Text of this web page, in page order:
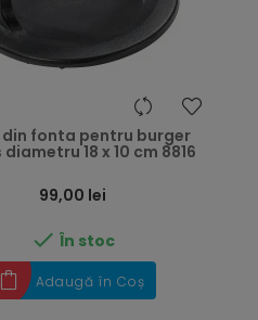
din fonta pentru burger
diametru 18 x 10 cm 8816
99,00 lei
 În stoc
Adaugă în Coș